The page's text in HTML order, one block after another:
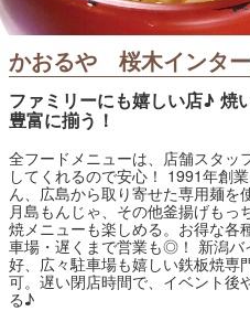
かおるや 桜木インタ
ファミリーにも嬉しい店♪ 焼
豊富に揃う！
全フードメニューは、店舗スタッ
してくれるので安心！ 1991年創
ん、広島から取り寄せた専用麺
月島もんじゃ、その他釜揚げもっ
焼メニューも楽しめる。お得な各
車場・遅くまで営業も◎！ 新潟バ
好、広々駐車場も嬉しい鉄板焼専
可。遅い閉店時間で、イベント後
る♪